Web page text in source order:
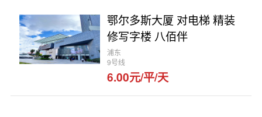
鄂尔多斯大厦 对电梯 精装
修写字楼 八佰伴
浦东
9号线
6.00元/平/天